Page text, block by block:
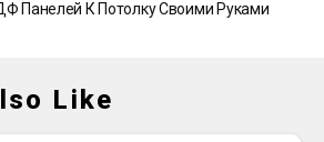
Панелей К Потолку Своими Руками
Like